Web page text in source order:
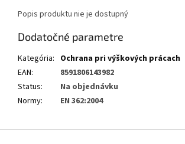
Popis produktu nie je dostupný
Dodatočné parametre
Kategória: Ochrana pri výškových prácach
EAN:
8591806143982
Status:
Na objednávku
Normy: EN 362:2004